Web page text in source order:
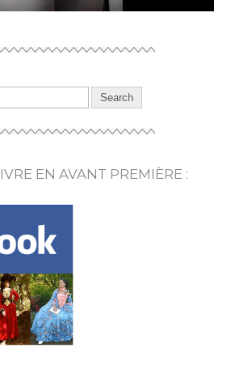
EN AVANT PREMIÈRE :